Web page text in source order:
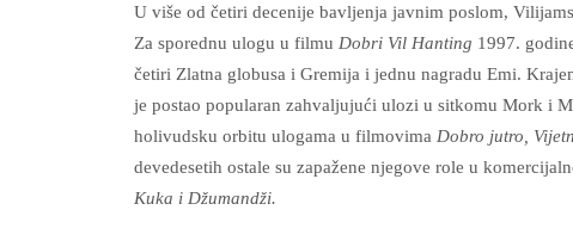
U više od četiri decenije bavljenja javnim poslom,
Za sporednu ulogu u filmu Dobri Vil Hanting 1997.
četiri Zlatna globusa i Gremija i jednu nagradu Emi.
je postao popularan zahvaljujući ulozi u sitkomu Mork i
holivudsku orbitu ulogama u filmovima Dobro jutro,
devedesetih ostale su zapažene njegove role u
Kuka i Džumandži.